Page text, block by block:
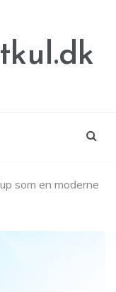
som en moderne